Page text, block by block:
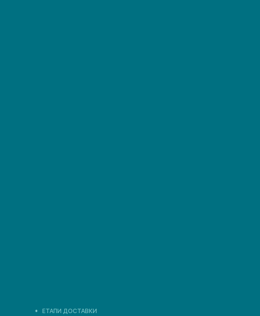
ЕТАПИ ДОСТАВКИ